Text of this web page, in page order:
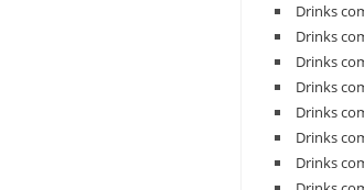
Drinks
Drinks
Drinks
Drinks
Drinks
Drinks
Drinks